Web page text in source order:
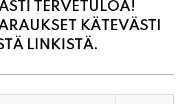
-
21:00